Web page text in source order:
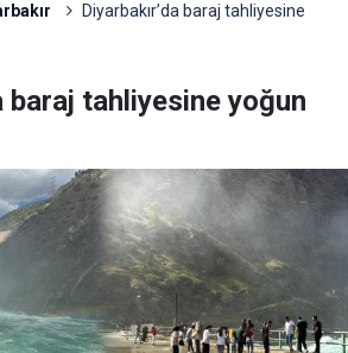
Diyarbakır’da baraj tahliyesine
baraj tahliyesine yoğun